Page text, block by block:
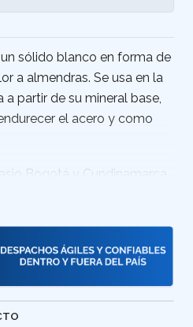
sólido blanco en forma de
a almendras. Se usa en la
partir de su mineral base,
el acero y como
Bogotá y Cundinamarca,
a empresas: se
comercio, Rut y carta